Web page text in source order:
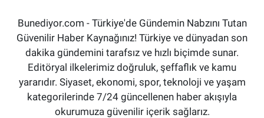
Bunediyor.com - Türkiye'de Gündemin Nabzını Tutan
Güvenilir Haber Kaynağınız! Türkiye ve dünyadan son
dakika gündemini tarafsız ve hızlı biçimde sunar.
Editöryal ilkelerimiz doğruluk, şeffaflık ve kamu
yararıdır. Siyaset, ekonomi, spor, teknoloji ve yaşam
kategorilerinde 7/24 güncellenen haber akışıyla
okurumuza güvenilir içerik sağlarız.